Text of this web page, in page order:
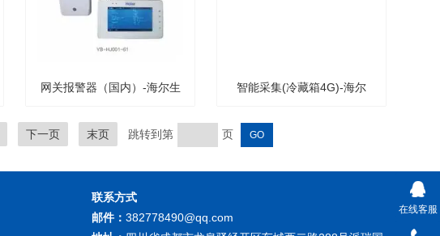
网关报警器（国内）-海尔生
物冷链监控
智能采集(冷藏箱4G)-海尔
生物冷链监控
下一页 末页 跳转到第 页
联系方式
邮件： 382778490@qq.com
在线客服